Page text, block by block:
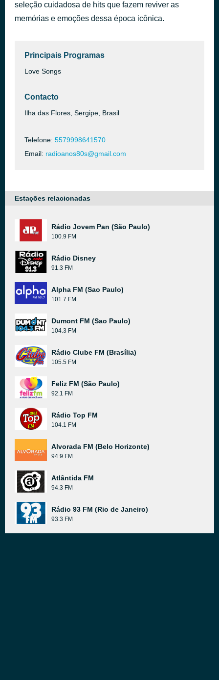
seleção cuidadosa de hits que fazem reviver as
memórias e emoções dessa época icônica.
Principais Programas
Love Songs
Contacto
Ilha das Flores, Sergipe, Brasil
Telefone: 5579998641570
Email: radioanos80s@gmail.com
Estações relacionadas
Rádio Jovem Pan (São Paulo)
100.9 FM
Rádio Disney
91.3 FM
Alpha FM (Sao Paulo)
101.7 FM
Dumont FM (Sao Paulo)
104.3 FM
Rádio Clube FM (Brasília)
105.5 FM
Feliz FM (São Paulo)
92.1 FM
Rádio Top FM
104.1 FM
Alvorada FM (Belo Horizonte)
94.9 FM
Atlântida FM
94.3 FM
Rádio 93 FM (Rio de Janeiro)
93.3 FM